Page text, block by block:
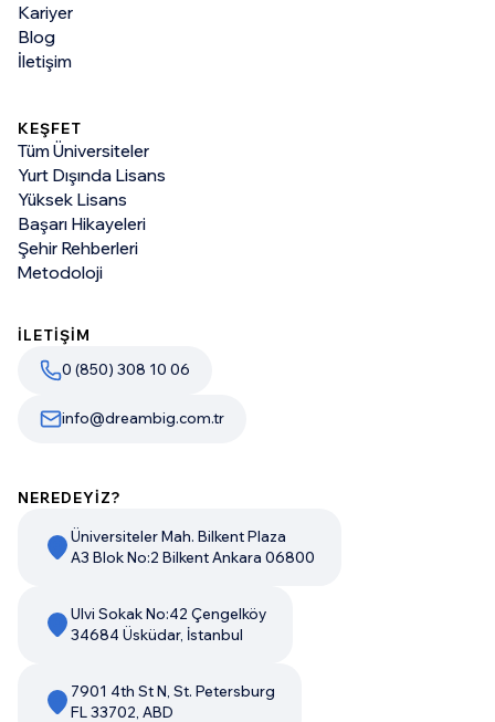
Kariyer
Blog
İletişim
KEŞFET
Tüm Üniversiteler
Yurt Dışında Lisans
Yüksek Lisans
Başarı Hikayeleri
Şehir Rehberleri
Metodoloji
İLETİŞİM
0 (850) 308 10 06
info@dreambig.com.tr
NEREDEYİZ?
Üniversiteler Mah. Bilkent Plaza
A3 Blok No:2 Bilkent Ankara 06800
Ulvi Sokak No:42 Çengelköy
34684 Üsküdar, İstanbul
7901 4th St N, St. Petersburg
FL 33702, ABD